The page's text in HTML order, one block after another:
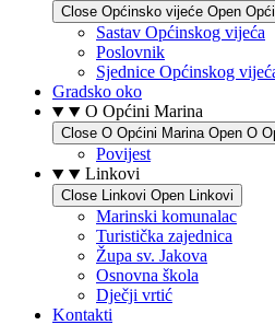
Close Općinsko vijeće Open
Sastav Općinskog vijeća
Poslovnik
Sjednice Općinskog
Gradsko oko
O Općini Marina
Close O Općini Marina Open O
Povijest
Linkovi
Close Linkovi Open Linkovi
Marinski komunalac
Turistička zajednica
Župa sv. Jakova
Osnovna škola
Dječji vrtić
Kontakti